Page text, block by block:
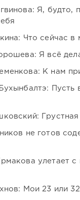
Я, будто,
Что сейчас в
Я всё
К нам
Пусть
Грустная
не готов
улетает с
Мои 23 или